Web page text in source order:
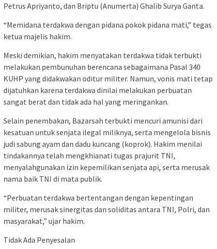
Petrus Apriyanto, dan Briptu (Anumerta) Ghalib Surya Ganta.
“Memidana terdakwa dengan pidana pokok pidana mati,” tegas
ketua majelis hakim.
Meski demikian, hakim menyatakan terdakwa tidak terbukti
melakukan pembunuhan berencana sebagaimana Pasal 340
KUHP yang didakwakan oditur militer. Namun, vonis mati tetap
dijatuhkan karena terdakwa dinilai melakukan perbuatan
sangat berat dan tidak ada hal yang meringankan.
Selain penembakan, Bazarsah terbukti mencuri amunisi dari
kesatuan untuk senjata ilegal miliknya, serta mengelola bisnis
judi sabung ayam dan dadu kuncang (koprok). Hakim menilai
tindakannya telah mengkhianati tugas prajurit TNI,
menyalahgunakan izin kepemilikan senjata api, serta merusak
nama baik TNI di mata publik.
“Perbuatan terdakwa bertentangan dengan kepentingan
militer, merusak sinergitas dan soliditas antara TNI, Polri, dan
masyarakat,” ujar hakim.
Tidak Ada Penyesalan